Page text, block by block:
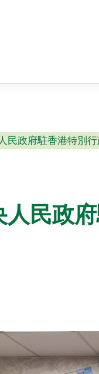
民政府駐香港特別
人民政